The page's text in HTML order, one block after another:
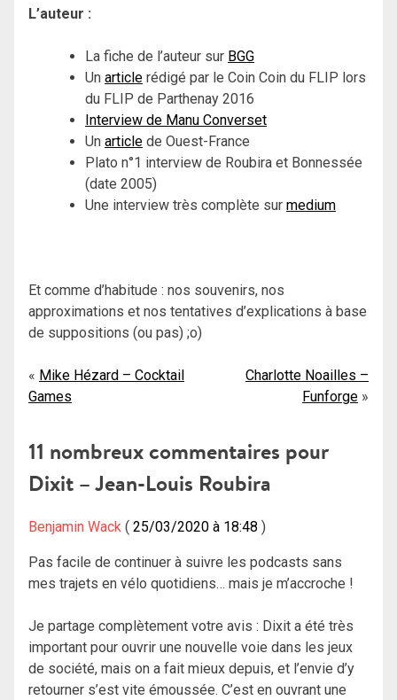
L’auteur :
La fiche de l’auteur sur BGG
Un article rédigé par le Coin Coin du FLIP lors
du FLIP de Parthenay 2016
Interview de Manu Converset
Un article de Ouest-France
Plato n°1 interview de Roubira et Bonnessée
(date 2005)
Une interview très complète sur medium
Et comme d’habitude : nos souvenirs, nos
approximations et nos tentatives d’explications à base
de suppositions (ou pas) ;o)
Navigation
de
l’article
Mike Hézard – Cocktail
Games
Charlotte Noailles –
Funforge
11 nombreux commentaires pour
Dixit – Jean-Louis Roubira
Benjamin Wack 25/03/2020 à 18:48
Pas facile de continuer à suivre les podcasts sans
mes trajets en vélo quotidiens… mais je m’accroche !
Je partage complètement votre avis : Dixit a été très
important pour ouvrir une nouvelle voie dans les jeux
de société, mais on a fait mieux depuis, et l’envie d’y
retourner s’est vite émoussée. C’est en ouvrant une